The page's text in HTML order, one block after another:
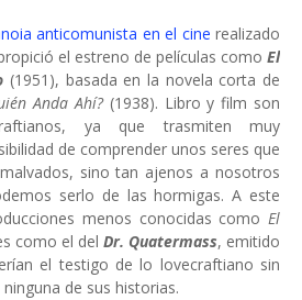
anticomunista en el cine realizado
el estreno de películas como El
(1951), basada en la novela corta de
Anda Ahí?(1938). Libro y film son
ya que trasmiten muy
de comprender unos seres que
sino tan ajenos a nosotros
serlo de las hormigas. A este
menos conocidas como El
como el del Dr. Quatermass, emitido
el testigo de lo lovecraftiano sin
de sus historias.